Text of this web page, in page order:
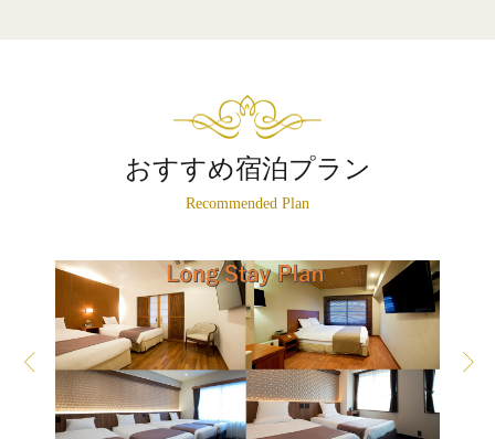
おすすめ宿泊プラン
Recommended Plan